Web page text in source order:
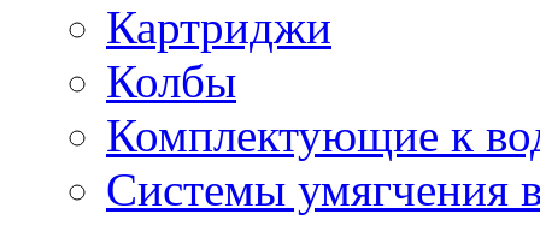
Картриджи
Колбы
Комплектующие к
Системы умягчения